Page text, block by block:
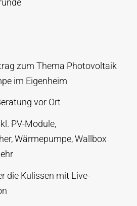
zum Thema Photovoltaik
im Eigenheim
vor Ort
PV-Module,
Wärmepumpe, Wallbox
die Kulissen mit Live-